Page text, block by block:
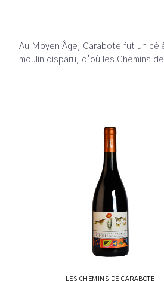
Au Moyen Âge, Carabote fut un
moulin disparu, d’où les Chemins
LES CHEMINS DE CARABOTE